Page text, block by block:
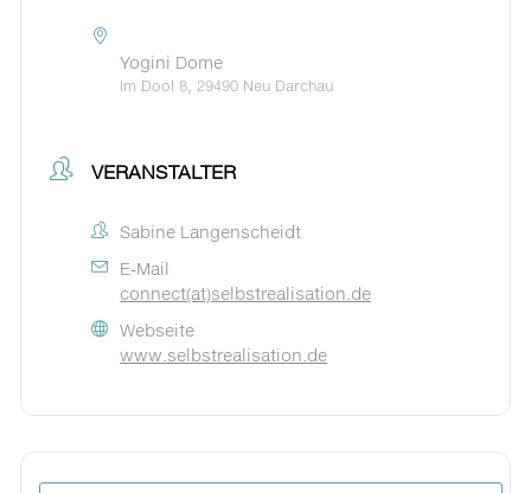
Yogini Dome
Im Dool 8, 29490 Neu Darchau
VERANSTALTER
Sabine Langenscheidt
E-Mail
connect(at)selbstrealisation.de
Webseite
www.selbstrealisation.de